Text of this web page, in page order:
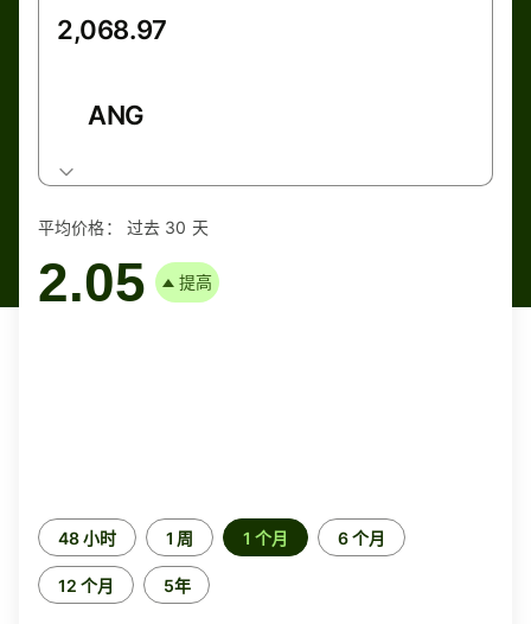
ANG
平均价格： 过去 30 天
2.05 提高
时
间
段
48 小时 1 周 1 个月 6 个月
12 个月 5年